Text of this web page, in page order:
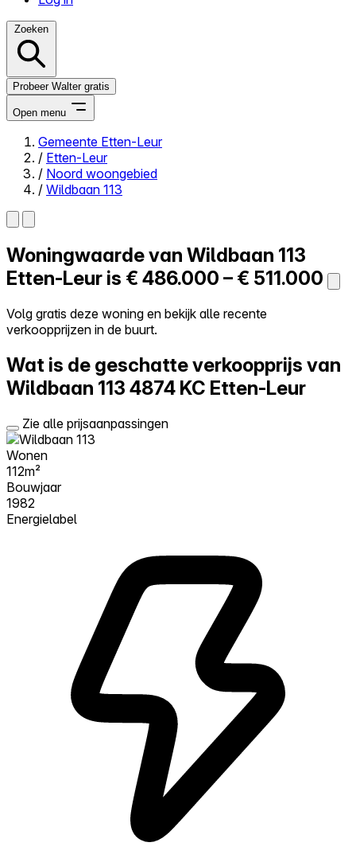
Zoeken
Probeer Walter gratis
Open menu
Close menu
Zelf kopen
Alles-in-één
Reviews
Log in
Gemeente Etten-Leur
/ Etten-Leur
/ Noord woongebied
/ Wildbaan 113
Woningwaarde van Wildbaan 113
Etten-Leur is € 486.000 – € 511.000
Volg gratis deze woning en bekijk alle recente
verkoopprijzen in de buurt.
Wat is de geschatte verkoopprijs van
Wildbaan 113 4874 KC Etten-Leur
Zie alle prijsaanpassingen
Wonen
112m²
Bouwjaar
1982
Energielabel